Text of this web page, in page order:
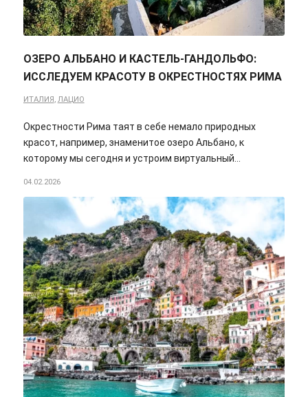
ОЗЕРО АЛЬБАНО И КАСТЕЛЬ-ГАНДОЛЬФО:
ИССЛЕДУЕМ КРАСОТУ В ОКРЕСТНОСТЯХ РИМА
ИТАЛИЯ , ЛАЦИО
Окрестности Рима таят в себе немало природных
красот, например, знаменитое озеро Альбано, к
которому мы сегодня и устроим виртуальный…
04.02.2026